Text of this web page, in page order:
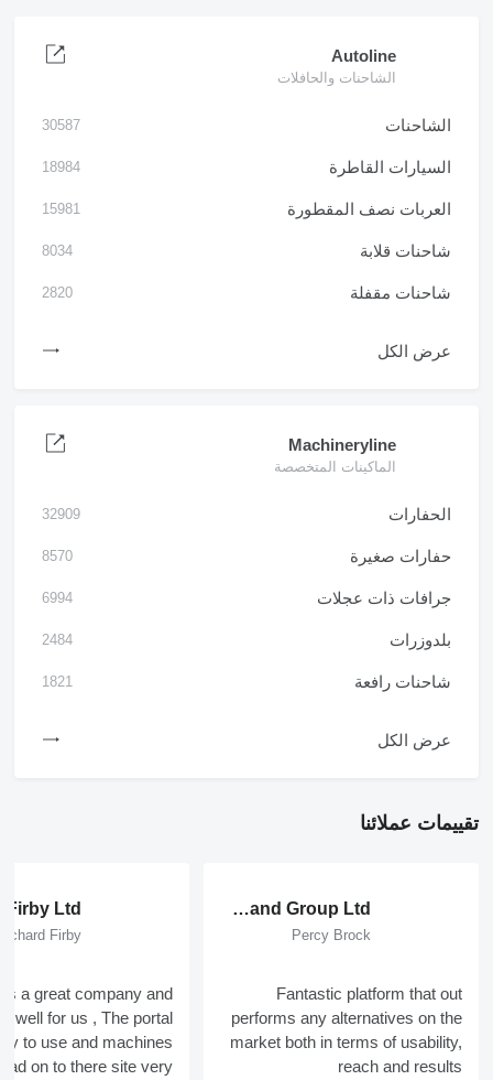
Autoline
الشاحنات والحافلات
الشاحنات 30587
السيارات القاطرة 18984
العربات نصف المقطورة 15981
شاحنات قلابة 8034
شاحنات مقفلة 2820
عرض الكل
Machineryline
الماكينات المتخصصة
الحفارات 32909
حفارات صغيرة 8570
جرافات ذات عجلات 6994
بلدوزرات 2484
شاحنات رافعة 1821
عرض الكل
تقييمات عملائنا
Outland Group Ltd
Percy Brock
Fantastic platform that out
performs any alternatives on the
market both in terms of usability,
reach and results
Firby Ltd
Firby
is a great company and
well for us , The portal
to use and machines
on to there site very...